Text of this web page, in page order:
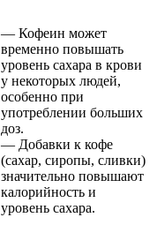
— Кофеин может
временно повышать
уровень сахара в крови
у некоторых людей,
особенно при
употреблении больших
доз.
— Добавки к кофе
(сахар, сиропы, сливки)
значительно повышают
калорийность и
уровень сахара.